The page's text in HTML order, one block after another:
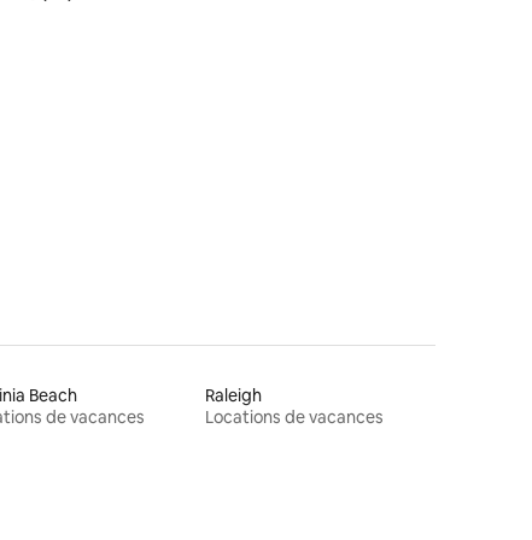
: 4,2 sur 5
Beach
de vacances
Raleigh
Locations de vacances